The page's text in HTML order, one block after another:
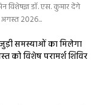
विशेषज्ञ डॉ. एस. कुमार देंगे
अगस्त 2026...
जुड़ी समस्याओं का मिलेगा
विशेष परामर्श शिविर